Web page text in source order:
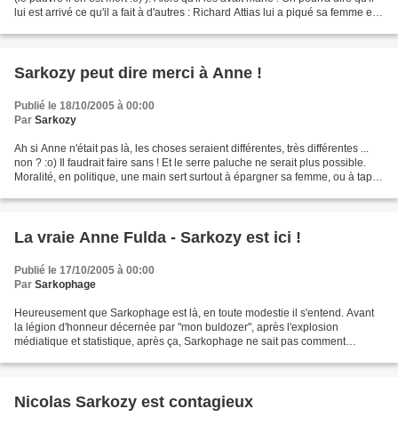
lui est arrivé ce qu'il a fait à d'autres : Richard Attias lui a piqué sa femme en
Sarkozy peut dire merci à Anne !
Publié le 18/10/2005 à 00:00
Par Sarkozy
Ah si Anne n'était pas là, les choses seraient différentes, très différentes ...
non ? :o) Il faudrait faire sans ! Et le serre paluche ne serait plus possible.
Moralité, en politique, une main sert surtout à épargner sa femme, ou à taper
La vraie Anne Fulda - Sarkozy est ici !
Publié le 17/10/2005 à 00:00
Par Sarkophage
Heureusement que Sarkophage est là, en toute modestie il s'entend. Avant
la légion d'honneur décernée par "mon buldozer", après l'explosion
médiatique et statistique, après ça, Sarkophage ne sait pas comment
Nicolas Sarkozy est contagieux